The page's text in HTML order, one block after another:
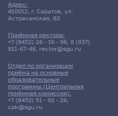
Адрес:
410012, г. Саратов, ул.
Астраханская, 83
Приёмная ректора:
+7 (8452) 26 - 16 - 96, 8 (937)
811-67-46, rector@sgu.ru
Отдел по организации
приёма на основные
образовательные
программы (Центральная
приёмная комиссия):
+7 (8452) 51 - 92 - 26,
cpk@sgu.ru